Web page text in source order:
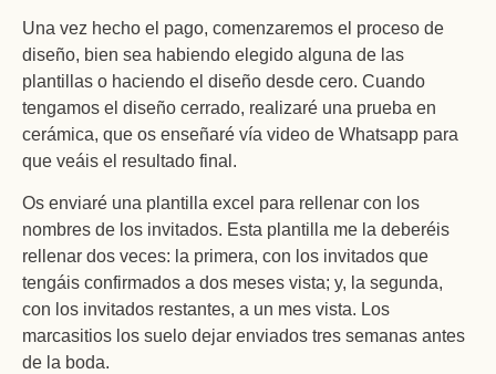
Una vez hecho el pago, comenzaremos el proceso de
diseño, bien sea habiendo elegido alguna de las
plantillas o haciendo el diseño desde cero. Cuando
tengamos el diseño cerrado, realizaré una prueba en
cerámica, que os enseñaré vía video de Whatsapp para
que veáis el resultado final.
Os enviaré una plantilla excel para rellenar con los
nombres de los invitados. Esta plantilla me la deberéis
rellenar dos veces: la primera, con los invitados que
tengáis confirmados a dos meses vista; y, la segunda,
con los invitados restantes, a un mes vista. Los
marcasitios los suelo dejar enviados tres semanas antes
de la boda.